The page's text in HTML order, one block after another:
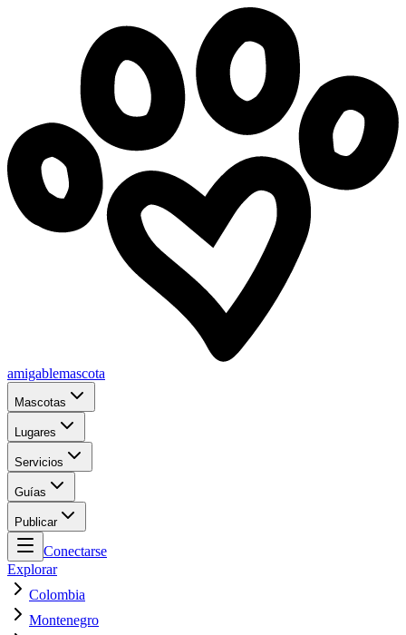
amigablemascota
Mascotas
Lugares
Servicios
Guías
Publicar
Conectarse
Explorar
Colombia
Montenegro